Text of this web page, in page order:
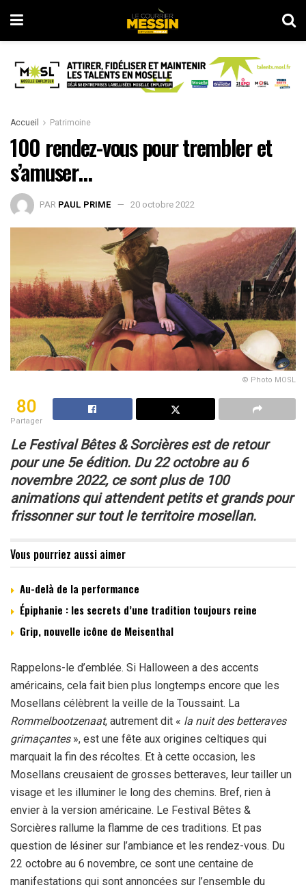
Accueil Patrimoine
100 rendez-vous pour trembler et
s’amuser…
PAR PAUL PRIME 20 octobre 2022
© Photo MOSL
80
Partager
Le Festival Bêtes & Sorcières est de retour
pour une 5e édition. Du 22 octobre au 6
novembre 2022, ce sont plus de 100
animations qui attendent petits et grands pour
frissonner sur tout le territoire mosellan.
Vous pourriez aussi aimer
Au-delà de la performance
Épiphanie : les secrets d’une tradition toujours reine
Grip, nouvelle icône de Meisenthal
Rappelons-le d’emblée. Si Halloween a des accents
américains, cela fait bien plus longtemps encore que les
Mosellans célèbrent la veille de la Toussaint. La
Rommelbootzenaat, autrement dit « la nuit des betteraves
grimaçantes», est une fête aux origines celtiques qui
marquait la fin des récoltes. Et à cette occasion, les
Mosellans creusaient de grosses betteraves, leur tailler un
visage et les illuminer le long des chemins. Bref, rien à
envier à la version américaine. Le Festival Bêtes &
Sorcières rallume la flamme de ces traditions. Et pas
question de lésiner sur l’ambiance et les rendez-vous. Du
22 octobre au 6 novembre, ce sont une centaine de
manifestations qui sont annoncées sur l’ensemble du